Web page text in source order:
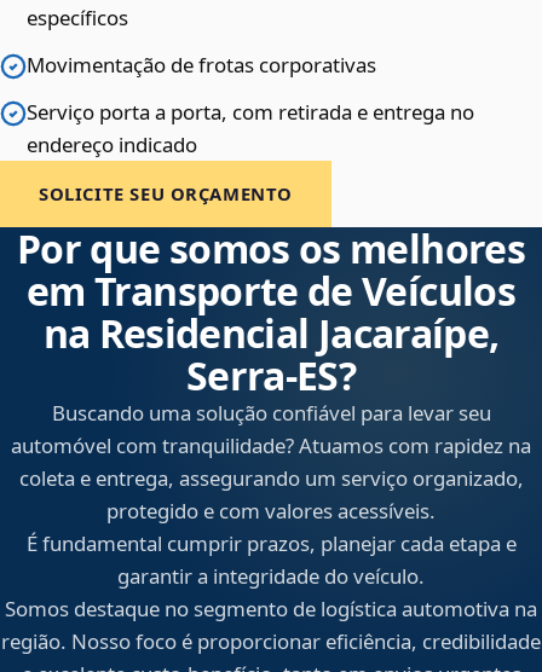
específicos
Movimentação de frotas corporativas
Serviço porta a porta, com retirada e entrega no
endereço indicado
SOLICITE SEU ORÇAMENTO
Por que somos os melhores
em Transporte de Veículos
na Residencial Jacaraípe,
Serra‑ES?
Buscando uma solução confiável para levar seu
automóvel com tranquilidade? Atuamos com rapidez na
coleta e entrega, assegurando um serviço organizado,
protegido e com valores acessíveis.
É fundamental cumprir prazos, planejar cada etapa e
garantir a integridade do veículo.
Somos destaque no segmento de logística automotiva na
região. Nosso foco é proporcionar eficiência, credibilidade